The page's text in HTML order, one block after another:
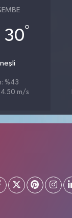
30°
%43
4.50 m/s